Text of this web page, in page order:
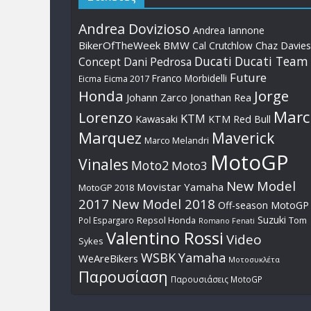
Andrea Dovizioso Andrea Iannone
BikerOfTheWeek BMW Cal Crutchlow Chaz Davies
Concept Dani Pedrosa Ducati Ducati Team
Eicma Eicma 2017 Franco Morbidelli Future
Honda Johann Zarco Jonathan Rea Jorge
Lorenzo Kawasaki KTM KTM Red Bull Marc
Marquez Marco Melandri Maverick
Vinales Moto2 Moto3 MotoGP
MotoGP 2018 Movistar Yamaha New Model
2017 New Model 2018 Off-season MotoGP
Pol Espargaro Repsol Honda Romano Fenati Suzuki Tom
Sykes Valentino Rossi Video
WeAreBikers WSBKYamaha Μοτοσυκλέτα
Παρουσίαση Παρουσιάσεις MotoGP